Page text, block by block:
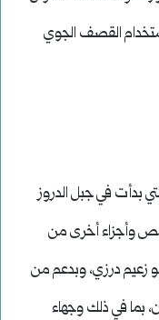
القصف الجوي
بدأت في جبل الدروز
وأجزاء أخرى من
زعيم درزي، وبدعم من
بما في ذلك وجهاء